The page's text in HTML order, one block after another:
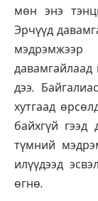
мөн энэ
Эрчүүд
мэдрэмжээр
дээ.
хутгаад
байхгүй гээд
түмний
илүүдээд
өгнө.